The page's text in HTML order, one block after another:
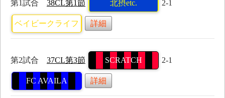
第1試合 38CL第1節 北摂etc. 2-1
ベイビークライフ 詳細
第2試合 37CL第3節 SCRATCH 2-1
FC AVAILA 詳細